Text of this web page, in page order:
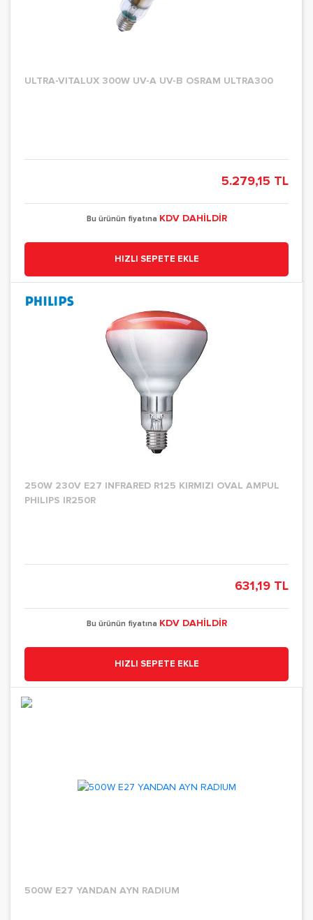
ULTRA-VITALUX 300W UV-A UV-B OSRAM ULTRA300
5.279,15 TL
Bu ürünün fiyatına KDV DAHİLDİR
HIZLI SEPETE EKLE
250W 230V E27 INFRARED R125 KIRMIZI OVAL AMPUL
PHILIPS IR250R
631,19 TL
Bu ürünün fiyatına KDV DAHİLDİR
HIZLI SEPETE EKLE
500W E27 YANDAN AYN RADIUM